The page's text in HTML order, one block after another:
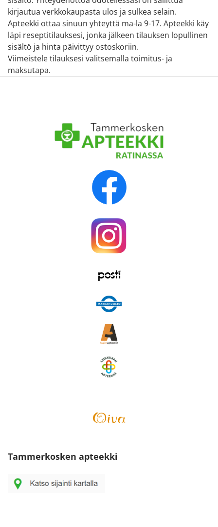
kirjautua verkkokaupasta ulos ja sulkea selain.
Apteekki ottaa sinuun yhteyttä ma-la 9-17. Apteekki käy
läpi reseptitilauksesi, jonka jälkeen tilauksen lopullinen
sisältö ja hinta päivittyy ostoskoriin.
Viimeistele tilauksesi valitsemalla toimitus- ja
maksutapa.
Tammerkosken apteekki